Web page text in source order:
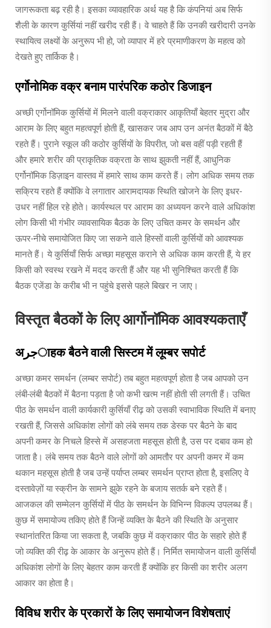
जागरूकता बढ़ रही है। इसका व्यावहारिक अर्थ यह है कि कंपनियां अब सिर्फ
शैली के कारण कुर्सियां नहीं खरीद रही हैं। वे चाहते हैं कि उनकी खरीदारी उनके
स्थायित्व लक्ष्यों के अनुरूप भी हो, जो व्यापार में हरे प्रमाणीकरण के महत्व को
देखते हुए तार्किक है।
एर्गोनोमिक वक्र बनाम पारंपरिक कठोर डिजाइन
अच्छी एर्गोनॉमिक कुर्सियों में मिलने वाली वक्राकार आकृतियाँ बेहतर मुद्रा और
आराम के लिए बहुत महत्वपूर्ण होती हैं, खासकर जब आप उन अनंत बैठकों में बैठे
रहते हैं। पुराने स्कूल की कठोर कुर्सियों के विपरीत, जो बस वहीं पड़ी रहती हैं
और हमारे शरीर की प्राकृतिक वक्रता के साथ झुकती नहीं हैं, आधुनिक
एर्गोनॉमिक डिज़ाइन वास्तव में हमारे साथ काम करते हैं। लोग अधिक समय तक
सक्रिय रहते हैं क्योंकि वे लगातार आरामदायक स्थिति खोजने के लिए इधर-
उधर नहीं हिल रहे होते। कार्यस्थल पर आराम का अध्ययन करने वाले अधिकांश
लोग किसी भी गंभीर व्यावसायिक बैठक के लिए उचित कमर के समर्थन और
ऊपर-नीचे समायोजित किए जा सकने वाले हिस्सों वाली कुर्सियों को आवश्यक
मानते हैं। ये कुर्सियाँ सिर्फ अच्छा महसूस कराने से अधिक काम करती हैं, ये हर
किसी को स्वस्थ रखने में मदद करती हैं और यह भी सुनिश्चित करती हैं कि
बैठक एजेंडा के करीब भी न पहुंचे इससे पहले बिखर न जाए।
विस्तृत बैठकों के लिए आर्गोनॉमिक आवश्यकताएँ
अجرाहक बैठने वाली सिस्टम में लूम्बर सपोर्ट
अच्छा कमर समर्थन (लम्बर सपोर्ट) तब बहुत महत्वपूर्ण होता है जब आपको उन
लंबी-लंबी बैठकों में बैठना पड़ता है जो कभी खत्म नहीं होती सी लगती हैं। उचित
पीठ के समर्थन वाली कार्यकारी कुर्सियाँ रीढ़ को उसकी स्वाभाविक स्थिति में बनाए
रखती हैं, जिससे अधिकांश लोगों को लंबे समय तक डेस्क पर बैठने के बाद
अपनी कमर के निचले हिस्से में असहजता महसूस होती है, उस पर दबाव कम हो
जाता है। लंबे समय तक बैठने वाले लोगों को आमतौर पर अपनी कमर में कम
थकान महसूस होती है जब उन्हें पर्याप्त लम्बर समर्थन प्राप्त होता है, इसलिए वे
दस्तावेज़ों या स्क्रीन के सामने झुके रहने के बजाय सतर्क बने रहते हैं।
आजकल की सम्मेलन कुर्सियों में पीठ के समर्थन के विभिन्न विकल्प उपलब्ध हैं।
कुछ में समायोज्य तकिए होते हैं जिन्हें व्यक्ति के बैठने की स्थिति के अनुसार
स्थानांतरित किया जा सकता है, जबकि कुछ में वक्राकार पीठ के सहारे होते हैं
जो व्यक्ति की रीढ़ के आकार के अनुरूप होते हैं। निर्मित समायोजन वाली कुर्सियाँ
अधिकांश लोगों के लिए बेहतर काम करती हैं क्योंकि हर किसी का शरीर अलग
आकार का होता है।
विविध शरीर के प्रकारों के लिए समायोजन विशेषताएं